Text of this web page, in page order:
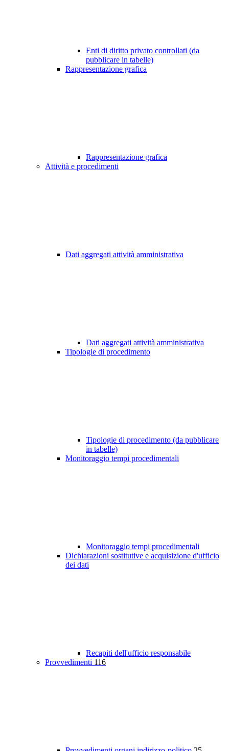
Enti di diritto privato controllati (da
pubblicare in tabelle)
Rappresentazione grafica
Rappresentazione grafica
Attività e procedimenti
Dati aggregati attività amministrativa
Dati aggregati attività amministrativa
Tipologie di procedimento
Tipologie di procedimento (da pubblicare
in tabelle)
Monitoraggio tempi procedimentali
Monitoraggio tempi procedimentali
Dichiarazioni sostitutive e acquisizione d'ufficio
dei dati
Recapiti dell'ufficio responsabile
Provvedimenti 116